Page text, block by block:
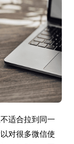
适合拉到同一
对很多微信使